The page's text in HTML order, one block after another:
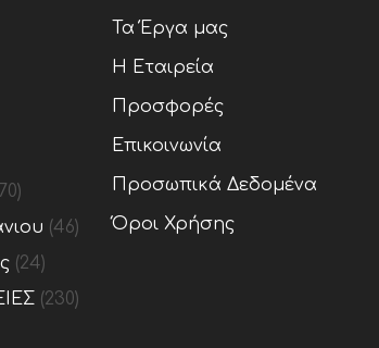
(46)
(24)
(230)
Τα Έργα μας
Η Εταιρεία
Προσφορές
Επικοινωνία
Προσωπικά Δεδομένα
Όροι Χρήσης